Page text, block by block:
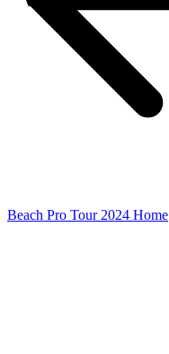
Beach Pro Tour 2024 Home